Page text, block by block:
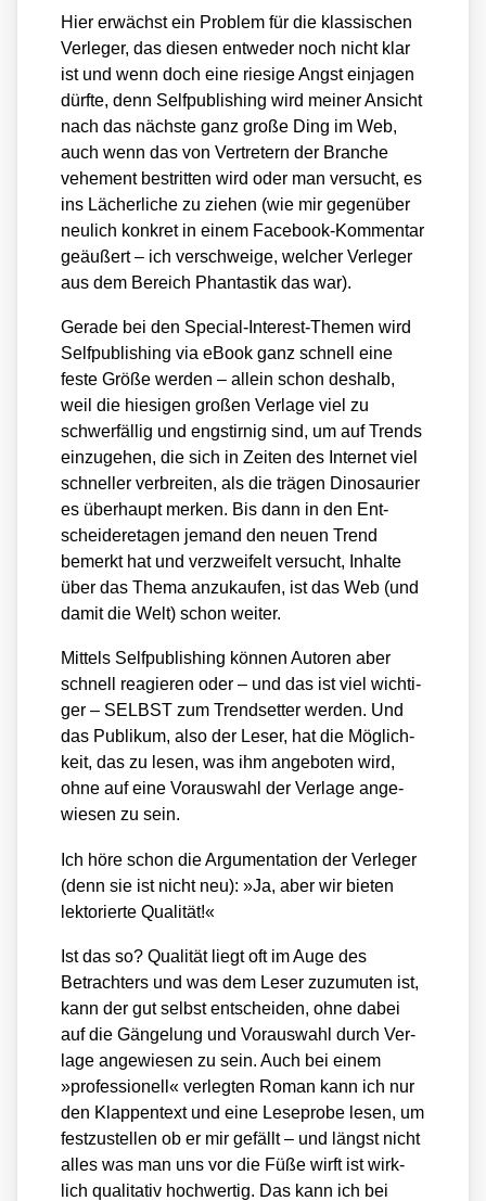
Hier erwächst ein Pro­blem für die klas­si­schen
Ver­le­ger, das die­sen ent­we­der noch nicht klar
ist und wenn doch eine rie­si­ge Angst ein­ja­gen
dürf­te, denn Self­pu­bli­shing wird mei­ner Ansicht
nach das nächs­te ganz gro­ße Ding im Web,
auch wenn das von Ver­tre­tern der Bran­che
vehe­ment bestrit­ten wird oder man ver­sucht, es
ins Lächer­li­che zu zie­hen (wie mir gegen­über
neu­lich kon­kret in einem Face­book-Kom­men­tar
geäu­ßert – ich ver­schwei­ge, wel­cher Ver­le­ger
aus dem Bereich Phan­tas­tik das war).
Gera­de bei den Spe­cial-Inte­rest-The­men wird
Self­pu­bli­shing via eBook ganz schnell eine
fes­te Grö­ße wer­den – allein schon des­halb,
weil die hie­si­gen gro­ßen Ver­la­ge viel zu
schwer­fäl­lig und eng­stir­nig sind, um auf Trends
ein­zu­ge­hen, die sich in Zei­ten des Inter­net viel
schnel­ler ver­brei­ten, als die trä­gen Dino­sau­ri­er
es über­haupt mer­ken. Bis dann in den Ent­
schei­de­r­eta­gen jemand den neu­en Trend
bemerkt hat und ver­zwei­felt ver­sucht, Inhal­te
über das The­ma anzu­kau­fen, ist das Web (und
damit die Welt) schon wei­ter.
Mit­tels Self­pu­bli­shing kön­nen Autoren aber
schnell reagie­ren oder – und das ist viel wich­ti­
ger – SELBST zum Trend­set­ter wer­den. Und
das Publi­kum, also der Leser, hat die Mög­lich­
keit, das zu lesen, was ihm ange­bo­ten wird,
ohne auf eine Vor­auswahl der Ver­la­ge ange­
wie­sen zu sein.
Ich höre schon die Argu­men­ta­ti­on der Ver­le­ger
(denn sie ist nicht neu): »Ja, aber wir bie­ten
lek­to­rier­te Qua­li­tät!«
Ist das so? Qua­li­tät liegt oft im Auge des
Betrach­ters und was dem Leser zuzu­mu­ten ist,
kann der gut selbst ent­schei­den, ohne dabei
auf die Gän­ge­lung und Vor­auswahl durch Ver­
la­ge ange­wie­sen zu sein. Auch bei einem
»pro­fes­sio­nell« ver­leg­ten Roman kann ich nur
den Klap­pen­text und eine Lese­pro­be lesen, um
fest­zu­stel­len ob er mir gefällt – und längst nicht
alles was man uns vor die Füße wirft ist wirk­
lich qua­li­ta­tiv hoch­wer­tig. Das kann ich bei